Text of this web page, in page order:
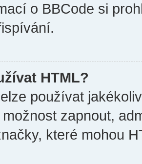
o BBCode si
HTML?
používat
zapnout,
které mohou